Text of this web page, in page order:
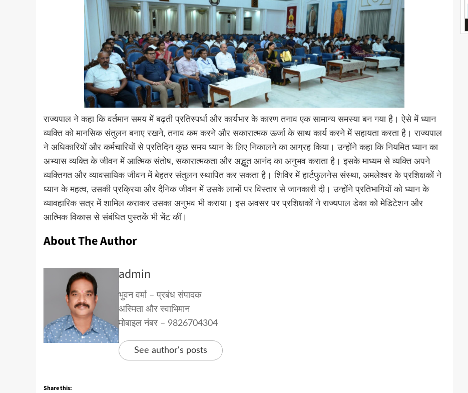
राज्यपाल ने कहा कि वर्तमान समय में बढ़ती प्रतिस्पर्धा और कार्यभार के कारण तनाव एक सामान्य समस्या बन गया है। ऐसे में ध्यान
व्यक्ति को मानसिक संतुलन बनाए रखने, तनाव कम करने और सकारात्मक ऊर्जा के साथ कार्य करने में सहायता करता है। राज्यपाल
ने अधिकारियों और कर्मचारियों से प्रतिदिन कुछ समय ध्यान के लिए निकालने का आग्रह किया। उन्होंने कहा कि नियमित ध्यान का
अभ्यास व्यक्ति के जीवन में आत्मिक संतोष, सकारात्मकता और अद्भुत आनंद का अनुभव कराता है। इसके माध्यम से व्यक्ति अपने
व्यक्तिगत और व्यावसायिक जीवन में बेहतर संतुलन स्थापित कर सकता है। शिविर में हार्टफुलनेस संस्था, अमलेश्वर के प्रशिक्षकों ने
ध्यान के महत्व, उसकी प्रक्रिया और दैनिक जीवन में उसके लाभों पर विस्तार से जानकारी दी। उन्होंने प्रतिभागियों को ध्यान के
व्यावहारिक सत्र में शामिल कराकर उसका अनुभव भी कराया। इस अवसर पर प्रशिक्षकों ने राज्यपाल डेका को मेडिटेशन और
आत्मिक विकास से संबंधित पुस्तकें भी भेंट कीं।
About The Author
admin
भुवन वर्मा – प्रबंध संपादक
अस्मिता और स्वाभिमान
मोबाइल नंबर – 9826704304
See author's posts
Share this: